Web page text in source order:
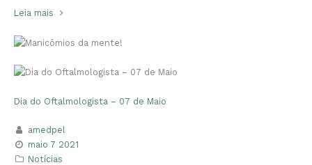
Leia mais
Dia do Oftalmologista – 07 de Maio
amedpel
maio 7 2021
Notícias